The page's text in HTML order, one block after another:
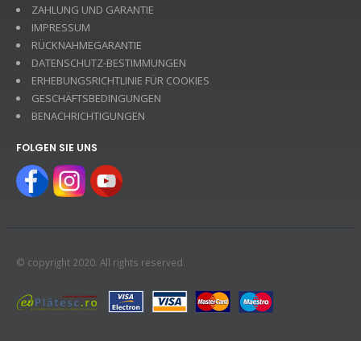
ZAHLUNG UND GARANTIE
IMPRESSUM
RÜCKNAHMEGARANTIE
DATENSCHUTZ-BESTIMMUNGEN
ERHEBUNGSRICHTLINIE FÜR COOKIES
GESCHÄFTSBEDINGUNGEN
BENACHRICHTIGUNGEN
FOLGEN SIE UNS
© copyright 2020. All rights reserved.